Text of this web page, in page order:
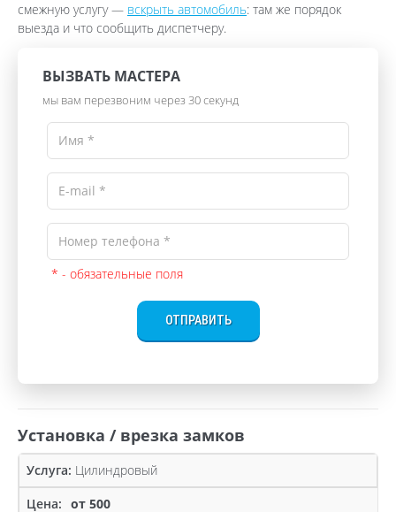
смежную услугу — вскрыть автомобиль: там же порядок
выезда и что сообщить диспетчеру.
ВЫЗВАТЬ МАСТЕРА
мы вам перезвоним через 30 секунд
* - обязательные поля
ОТПРАВИТЬ
Установка / врезка замков
Цилиндровый
от 500